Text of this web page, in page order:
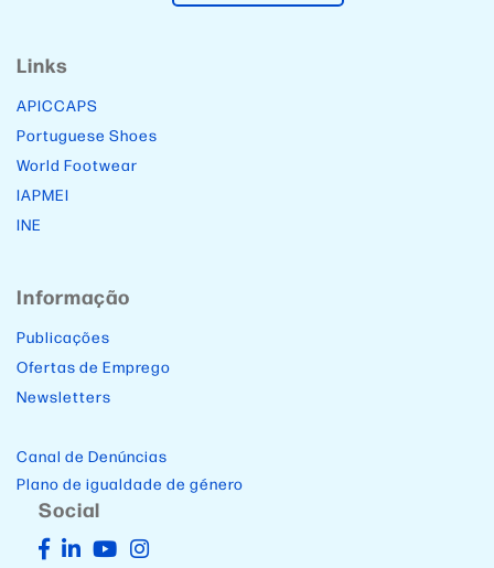
Links
APICCAPS
Portuguese Shoes
World Footwear
IAPMEI
INE
Informação
Publicações
Ofertas de Emprego
Newsletters
Canal de Denúncias
Plano de igualdade de género
Social